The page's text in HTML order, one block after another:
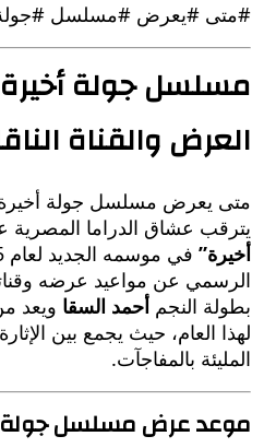
#يعرض #مسلسل #جولة
والقناة الناقلة
عشاق الدراما المصرية
في
عن مواعيد عرضه وقناته
النجمأحمد السقاويعد من أبرز
حيث يجمع بين الإثارة
بالمفاجآت.
عرض مسلسل جولة أخيرة 2025